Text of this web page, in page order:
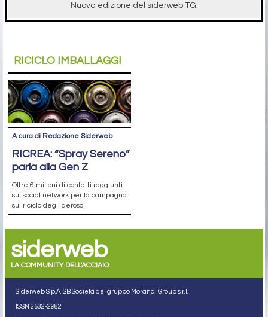
Nuova edizione del siderweb TG.
RICICLO IMBALLAGGI
A cura di Redazione Siderweb
RICREA: “Spray Sereno”
parla alla Gen Z
Oltre 6 milioni di contatti raggiunti
sui social network per la campagna
sul riciclo degli aerosol
siderweb
LA COMMUNITY DELL'ACCIAIO
Siderweb S.p.A. SB Società del gruppo Morandi Group s.r.l.
ISSN 2532-2982